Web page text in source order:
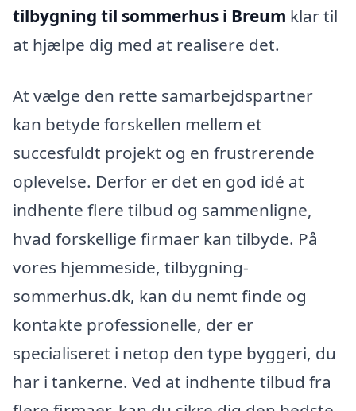
tilbygning til sommerhus i Breum klar til
at hjælpe dig med at realisere det.
At vælge den rette samarbejdspartner
kan betyde forskellen mellem et
succesfuldt projekt og en frustrerende
oplevelse. Derfor er det en god idé at
indhente flere tilbud og sammenligne,
hvad forskellige firmaer kan tilbyde. På
vores hjemmeside, tilbygning-
sommerhus.dk, kan du nemt finde og
kontakte professionelle, der er
specialiseret i netop den type byggeri, du
har i tankerne. Ved at indhente tilbud fra